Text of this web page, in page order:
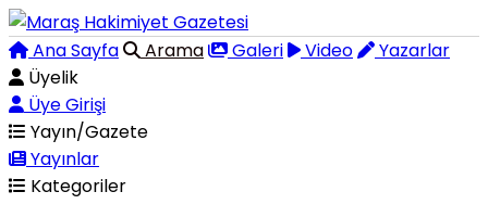
Ana Sayfa Arama Galeri Video
Yazarlar
Üyelik
Üye Girişi
Yayın/Gazete
Yayınlar
Kategoriler